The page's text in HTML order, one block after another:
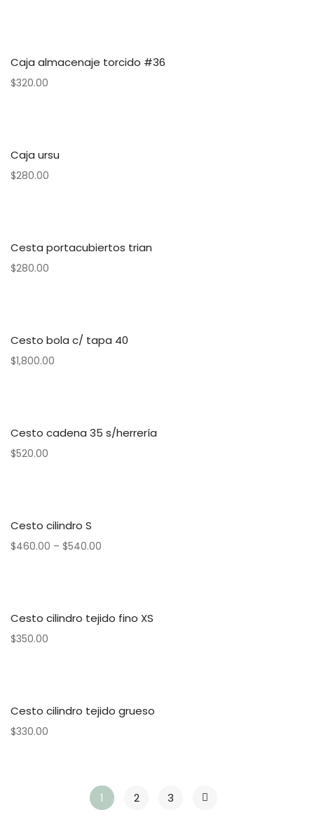
Caja almacenaje torcido #36
$320.00
Caja ursu
$280.00
Cesta portacubiertos trian
$280.00
Cesto bola c/ tapa 40
$1,800.00
Cesto cadena 35 s/herrería
$520.00
Cesto cilindro S
$460.00 – $540.00
Cesto cilindro tejido fino XS
$350.00
Cesto cilindro tejido grueso
$330.00
1 2 3